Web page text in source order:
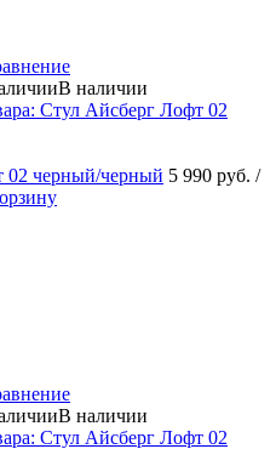
В наличии
02 черный/черный 5 990 руб. /
В наличии